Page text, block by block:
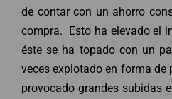
de contar con un ahorro
compra. Esto ha elevado el
éste se ha topado con un
veces explotado en forma de
provocado grandes subidas